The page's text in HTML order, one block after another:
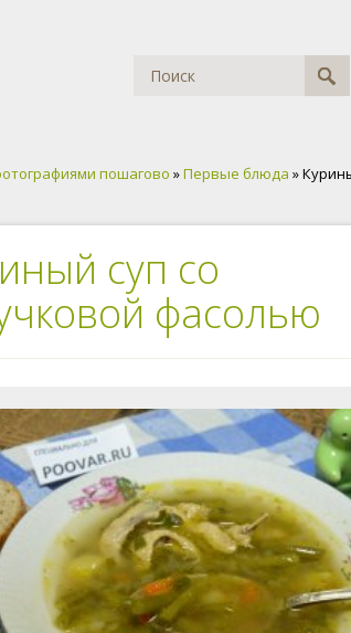
пошагово »Первые блюда »
суп со
фасолью